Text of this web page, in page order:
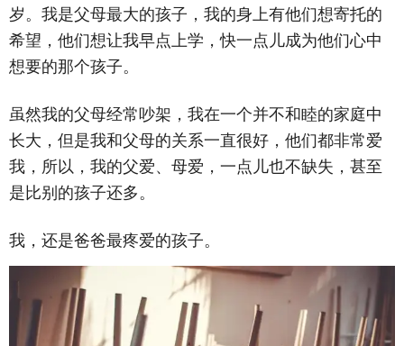
岁。我是父母最大的孩子，我的身上有他们想寄托的
希望，他们想让我早点上学，快一点儿成为他们心中
想要的那个孩子。
虽然我的父母经常吵架，我在一个并不和睦的家庭中
长大，但是我和父母的关系一直很好，他们都非常爱
我，所以，我的父爱、母爱，一点儿也不缺失，甚至
是比别的孩子还多。
我，还是爸爸最疼爱的孩子。